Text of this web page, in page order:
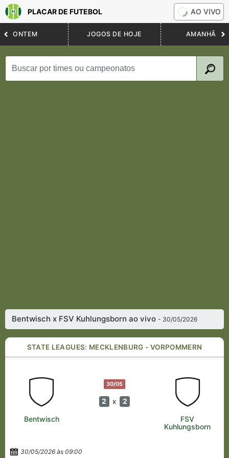
PLACAR DE FUTEBOL AO VIVO
ONTEM JOGOS DE HOJE AMANHÃ
Bentwisch x FSV Kuhlungsborn ao vivo- 30/05/2026
STATE LEAGUES: MECKLENBURG - VORPOMMERN
30/05
2 x 2
Bentwisch
FSV
Kuhlungsborn
30/05/2026 às 09:00